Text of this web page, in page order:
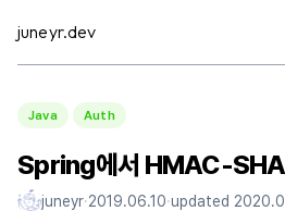
to
content
juneyr.dev
Java Auth
Spring에서 HMAC-
juneyr·2019.06.10·updated